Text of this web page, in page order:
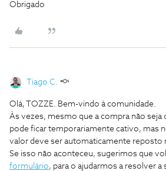
Obrigado
Tiago C.
Olá, TOZZE. Bem-vindo à comunidade.
Às vezes, mesmo que a compra não seja
pode ficar temporariamente cativo, mas
valor deve ser automaticamente reposto
Se isso não aconteceu, sugerimos que
formulário, para o ajudarmos a resolver a